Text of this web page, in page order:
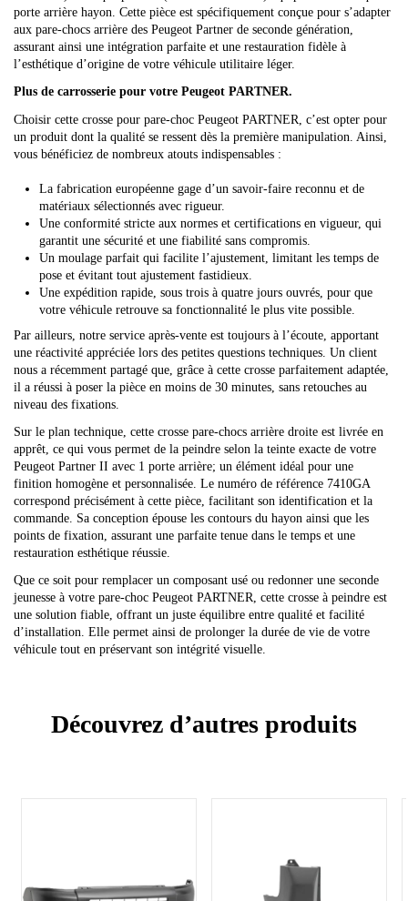
porte arrière hayon. Cette pièce est spécifiquement conçue pour s’adapter
aux pare-chocs arrière des Peugeot Partner de seconde génération,
assurant ainsi une intégration parfaite et une restauration fidèle à
l’esthétique d’origine de votre véhicule utilitaire léger.
Plus de carrosserie pour votre Peugeot PARTNER.
Choisir cette crosse pour pare-choc Peugeot PARTNER, c’est opter pour
un produit dont la qualité se ressent dès la première manipulation. Ainsi,
vous bénéficiez de nombreux atouts indispensables :
La fabrication européenne gage d’un savoir-faire reconnu et de
matériaux sélectionnés avec rigueur.
Une conformité stricte aux normes et certifications en vigueur, qui
garantit une sécurité et une fiabilité sans compromis.
Un moulage parfait qui facilite l’ajustement, limitant les temps de
pose et évitant tout ajustement fastidieux.
Une expédition rapide, sous trois à quatre jours ouvrés, pour que
votre véhicule retrouve sa fonctionnalité le plus vite possible.
Par ailleurs, notre service après-vente est toujours à l’écoute, apportant
une réactivité appréciée lors des petites questions techniques. Un client
nous a récemment partagé que, grâce à cette crosse parfaitement adaptée,
il a réussi à poser la pièce en moins de 30 minutes, sans retouches au
niveau des fixations.
Sur le plan technique, cette crosse pare-chocs arrière droite est livrée en
apprêt, ce qui vous permet de la peindre selon la teinte exacte de votre
Peugeot Partner II avec 1 porte arrière; un élément idéal pour une
finition homogène et personnalisée. Le numéro de référence 7410GA
correspond précisément à cette pièce, facilitant son identification et la
commande. Sa conception épouse les contours du hayon ainsi que les
points de fixation, assurant une parfaite tenue dans le temps et une
restauration esthétique réussie.
Que ce soit pour remplacer un composant usé ou redonner une seconde
jeunesse à votre pare-choc Peugeot PARTNER, cette crosse à peindre est
une solution fiable, offrant un juste équilibre entre qualité et facilité
d’installation. Elle permet ainsi de prolonger la durée de vie de votre
véhicule tout en préservant son intégrité visuelle.
Découvrez d’autres produits